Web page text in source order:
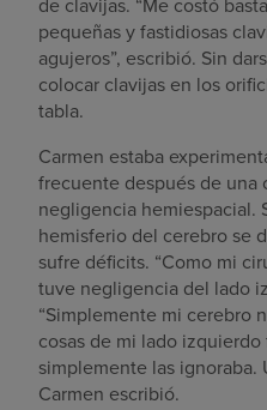
de clavijas. “Me costó
pequeñas y fastidiosas
agujeros”, escribió. Sin
colocar clavijas en los
tabla.
Carmen estaba
frecuente después de una
negligencia hemiespacial.
hemisferio del cerebro se
sufre déficits. “Como mi
tuve negligencia del lado
“Simplemente mi cerebro
cosas de mi lado
simplemente las ignoraba.
Carmen escribió.